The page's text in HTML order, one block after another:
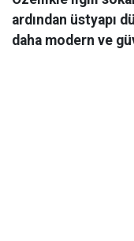
ardından üstyapı
daha modern ve